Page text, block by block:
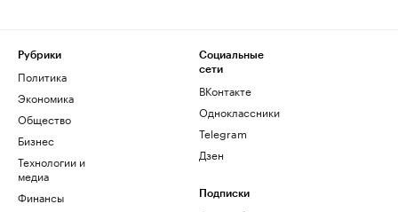
Рубрики
Политика
Экономика
Общество
Бизнес
Технологии и
медиа
Финансы
Социальные
сети
ВКонтакте
Одноклассники
Telegram
Дзен
Подписки